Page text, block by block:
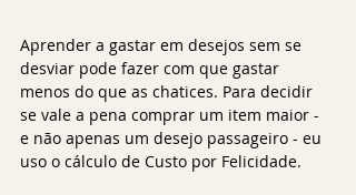
Aprender a gastar em desejos sem se
desviar pode fazer com que gastar
menos do que as chatices. Para decidir
se vale a pena comprar um item maior -
e não apenas um desejo passageiro - eu
uso o cálculo de Custo por Felicidade.